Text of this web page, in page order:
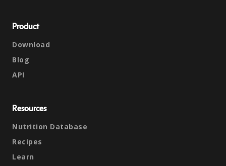
Product
Download
Blog
API
Resources
Nutrition Database
Recipes
Learn